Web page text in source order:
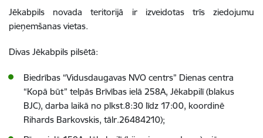
Jēkabpils novada teritorijā ir izveidotas trīs ziedojumu
pieņemšanas vietas.
Divas Jēkabpils pilsētā:
Biedrības “Vidusdaugavas NVO centrs” Dienas centra
“Kopā būt” telpās Brīvības ielā 258A, Jēkabpilī (blakus
BJC), darba laikā no plkst.8:30 līdz 17:00, koordinē
Rihards Barkovskis, tālr.26484210);